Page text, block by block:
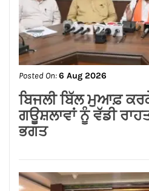
Posted On:6 Aug 2026
ਬਿਜਲੀ ਬਿੱਲ ਮੁਆਫ਼
ਗਊਸ਼ਲਾਵਾਂ ਨੂੰ ਵੱਡੀ
ਭਗਤ